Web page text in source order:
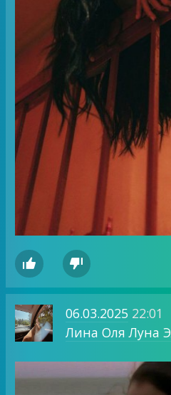
 
06.03.2025 22:01